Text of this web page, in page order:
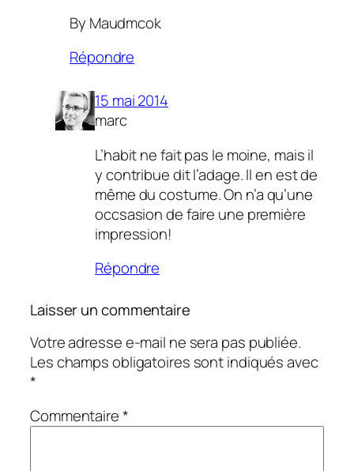
By Maudmcok
Répondre
15 mai 2014
marc
L’habit ne fait pas le moine, mais il
y contribue dit l’adage. Il en est de
même du costume. On n’a qu’une
occsasion de faire une première
impression!
Répondre
Laisser un commentaire
Votre adresse e-mail ne sera pas publiée.
Les champs obligatoires sont indiqués avec
*
Commentaire*